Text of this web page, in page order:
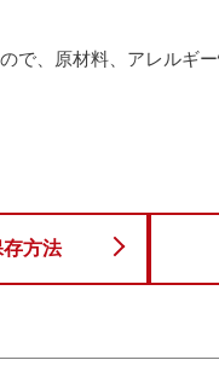
で、原材料、アレルギ
存方法